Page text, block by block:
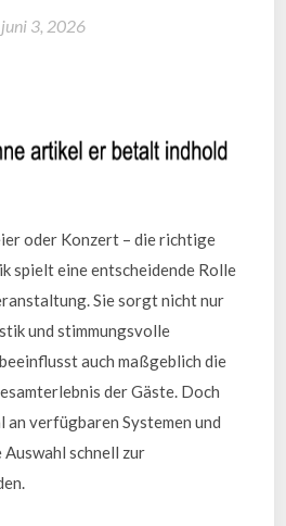
juni 3, 2026
oder Konzert – die richtige
spielt eine entscheidende Rolle
Sie sorgt nicht nur
und stimmungsvolle
auch maßgeblich die
der Gäste. Doch
an verfügbaren Systemen und
Auswahl schnell zur